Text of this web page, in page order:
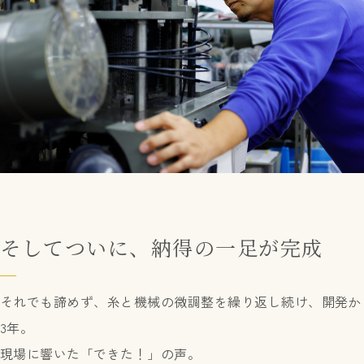
そしてついに、納得の一足が完成
それでも諦めず、糸と機械の微調整を繰り返し続け、開発
3年。
現場に響いた「できた！」の声。